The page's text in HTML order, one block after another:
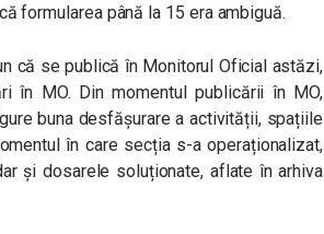
formularea până la 15 era ambiguă.
că se publică în Monitorul Oficial astăzi,
în MO. Din momentul publicării în MO,
buna desfășurare a activității, spațiile
în care secția s-a operaționalizat,
și dosarele soluționate, aflate în arhiva